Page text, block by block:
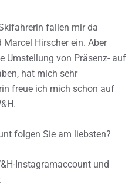
fallen mir da
Hirscher ein. Aber
Umstellung von Präsenz- auf
hat mich sehr
freue ich mich schon auf
folgen Sie am liebsten?
Instagramaccount und